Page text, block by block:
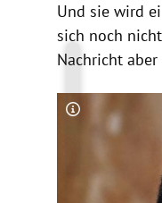
Und sie wird
sich noch
Nachricht
Copyright-